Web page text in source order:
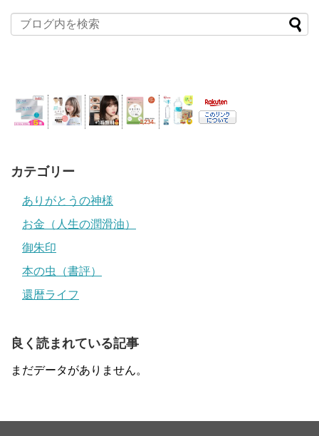
カテゴリー
ありがとうの神様
お金（人生の潤滑油）
御朱印
本の虫（書評）
還暦ライフ
良く読まれている記事
まだデータがありません。